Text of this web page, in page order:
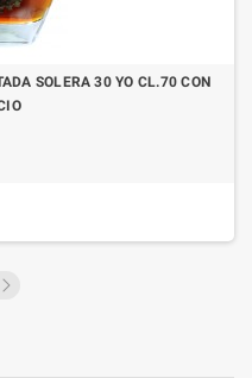
SOLERA 30 YO CL.70 CON